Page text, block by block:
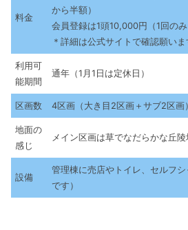
料金
から半額）
会員登録は1頭10,000円（1回の
＊詳細は公式サイトで確認願いま
利用可
能期間
通年（1月1日は定休日）
区画数 4区画（大き目2区画＋サブ2区画）
地面の
感じ
メイン区画は草でなだらかな丘陵
設備
管理棟に売店やトイレ、セルフ
です）